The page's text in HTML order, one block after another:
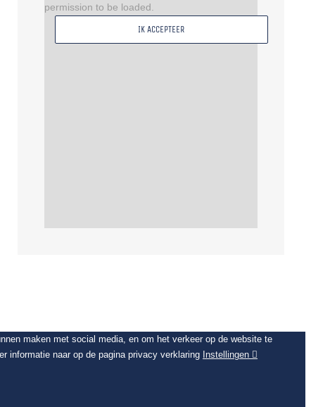
permission to be loaded.
IK ACCEPTEER
maken met social media, en om het verkeer op de website te
informatie naar op de pagina privacy verklaring Instellingen